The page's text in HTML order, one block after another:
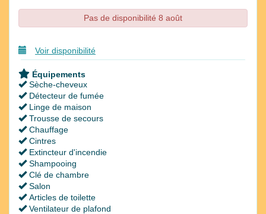
Pas de disponibilité 8 août
Voir disponibilité
Équipements
Sèche-cheveux
Détecteur de fumée
Linge de maison
Trousse de secours
Chauffage
Cintres
Extincteur d'incendie
Shampooing
Clé de chambre
Salon
Articles de toilette
Ventilateur de plafond